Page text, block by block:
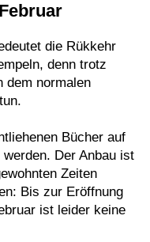
die Rükkehr
denn trotz
dem normalen
Bücher auf
Der Anbau ist
Zeiten
Bis zur Eröffnung
ist leider keine